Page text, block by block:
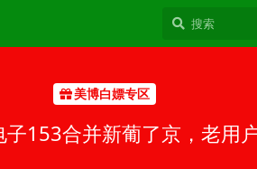
美博白嫖专区
153合并新葡了京，老用